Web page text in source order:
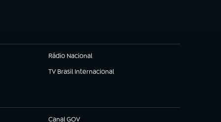
Rádio Nacional
(abre em nova aba)
TV Brasil Internacional
(abre em nova aba)
Canal GOV